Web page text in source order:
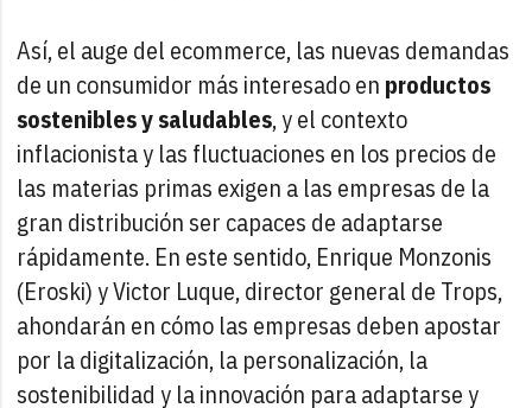
Así, el auge del ecommerce, las nuevas demandas
de un consumidor más interesado en productos
sostenibles y saludables, y el contexto
inflacionista y las fluctuaciones en los precios de
las materias primas exigen a las empresas de la
gran distribución ser capaces de adaptarse
rápidamente. En este sentido, Enrique Monzonis
(Eroski) y Victor Luque, director general de Trops,
ahondarán en cómo las empresas deben apostar
por la digitalización, la personalización, la
sostenibilidad y la innovación para adaptarse y